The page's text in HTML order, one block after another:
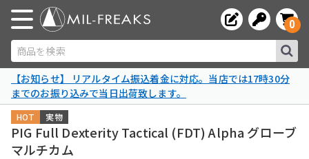
商品を検索
0
【お知らせ】 リアルタイム振込着金に対応。当店では17時30分
までのお振り込みで当日出荷致します。
実物
HOT
PIG Full Dexterity Tactical (FDT) Alpha グローブ
マルチカム